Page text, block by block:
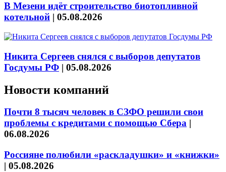
В Мезени идёт строительство биотопливной
котельной | 05.08.2026
Никита Сергеев снялся с выборов депутатов
Госдумы РФ | 05.08.2026
Новости компаний
Почти 8 тысяч человек в СЗФО решили свои
проблемы с кредитами с помощью Сбера |
06.08.2026
Россияне полюбили «раскладушки» и «книжки»
| 05.08.2026